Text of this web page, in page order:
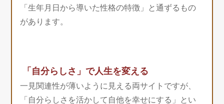
「生年月日から導いた性格の特徴」と通ずるもの
があります。
「自分らしさ」で人生を変える
一見関連性が薄いように見える両サイトですが、
「自分らしさを活かして自他を幸せにする」とい